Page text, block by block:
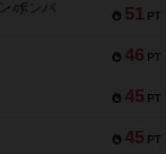
51 PT
ボンバ
46 PT
45 PT
45 PT